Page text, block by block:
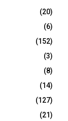
(20)
(6)
(152)
(3)
(8)
(14)
(127)
(21)